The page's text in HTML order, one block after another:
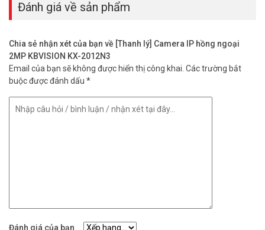
Đánh giá về sản phẩm
Chia sẻ nhận xét của bạn về [Thanh lý] Camera IP hồng ngoại
2MP KBVISION KX-2012N3
Email của bạn sẽ không được hiển thị công khai. Các trường bắt
buộc được đánh dấu *
Đánh giá của bạn